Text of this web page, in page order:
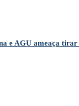
e AGU ameaça